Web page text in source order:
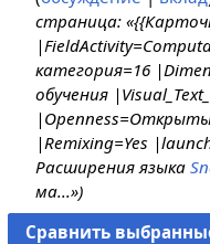
с
а
н
и
я
п
р
а
в
к
п
и
с
а
н
и
я
п
р
а
т
о
п
и
с
а
н
и
я
п
страница:
категория=16
обучения
|Remixing=Yes
Расширения языка
ма...»